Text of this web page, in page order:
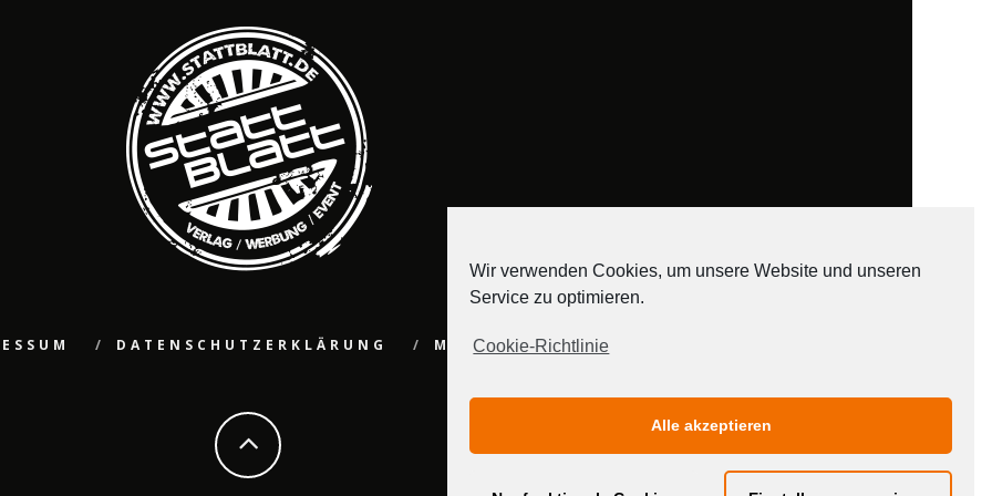
DATENSCHUTZERKLÄRUNG MEDIADATEN
Wir verwenden Cookies, um unsere Website und unseren
Service zu optimieren.
Cookie-Richtlinie
Alle akzeptieren